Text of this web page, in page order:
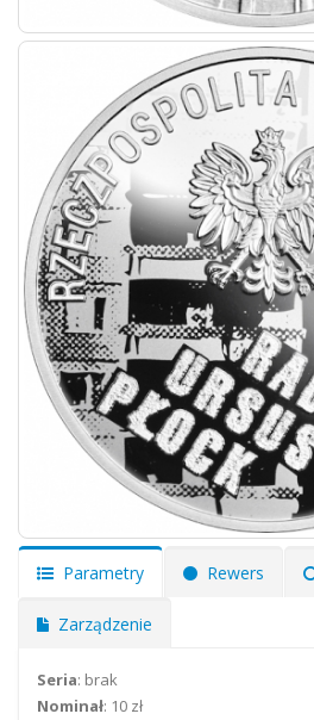
Parametry Rewers
Zarządzenie
Seria: brak
Nominał: 10 zł